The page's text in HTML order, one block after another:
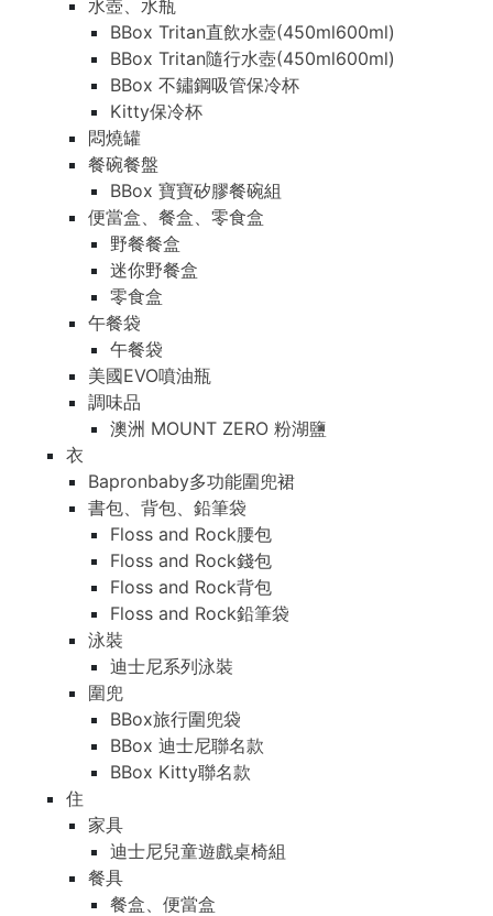
水壺、水瓶
BBox Tritan直飲水壺(450ml600ml)
BBox Tritan隨行水壺(450ml600ml)
BBox 不鏽鋼吸管保冷杯
Kitty保冷杯
悶燒罐
餐碗餐盤
BBox 寶寶矽膠餐碗組
便當盒、餐盒、零食盒
野餐餐盒
迷你野餐盒
零食盒
午餐袋
午餐袋
美國EVO噴油瓶
調味品
澳洲 MOUNT ZERO 粉湖鹽
衣
Bapronbaby多功能圍兜裙
書包、背包、鉛筆袋
Floss and Rock腰包
Floss and Rock錢包
Floss and Rock背包
Floss and Rock鉛筆袋
泳裝
迪士尼系列泳裝
圍兜
BBox旅行圍兜袋
BBox 迪士尼聯名款
BBox Kitty聯名款
住
家具
迪士尼兒童遊戲桌椅組
餐具
餐盒、便當盒